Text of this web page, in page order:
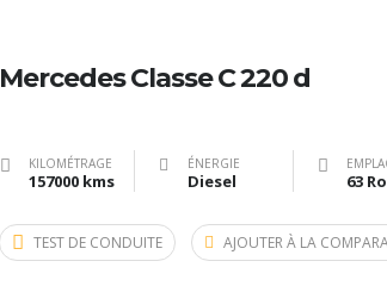
Mercedes Classe C 220 d
KILOMÉTRAGE
157000 kms
ÉNERGIE
Diesel
TEST DE CONDUITE AJOUTER À LA